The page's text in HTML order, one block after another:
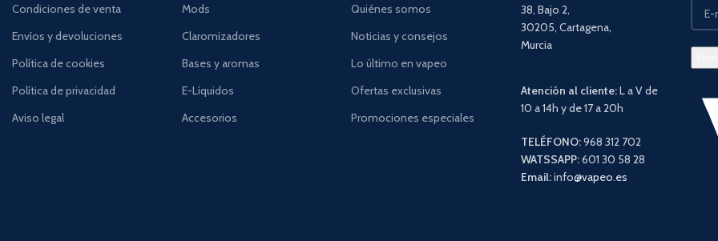
Condiciones de venta
Envíos y devoluciones
Política de cookies
Política de privacidad
Aviso legal
Mods
Claromizadores
Bases y aromas
E-Líquidos
Accesorios
Quiénes somos
Noticias y consejos
Lo último en vapeo
Ofertas exclusivas
Promociones especiales
38, Bajo 2,
30205, Cartagena,
Murcia
Atención al cliente:L a V de
10 a 14h y de 17 a 20h
TELÉFONO:968 312 702
WATSSAPP:601 30 58 28
Email:info@vapeo.es